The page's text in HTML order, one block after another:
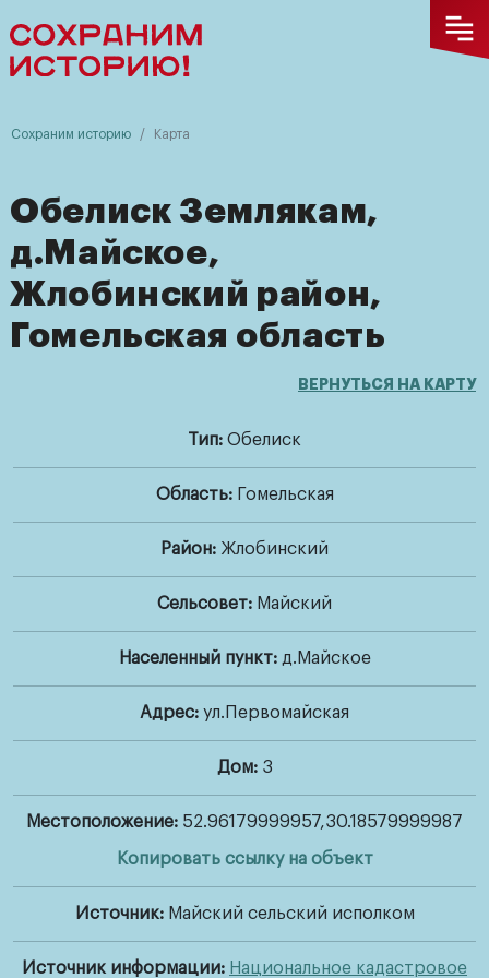
Сохраним
историю
О
памятников
ВОВ
Новости
Военные
истории
Другие
проекты
Сохраним историю Карта
Обелиск Землякам,
д.Майское,
Жлобинский район,
Гомельская область
ВЕРНУТЬСЯ НА КАРТУ
Тип: Обелиск
Область:Гомельская
Район: Жлобинский
Сельсовет: Майский
Населенный пункт:д.Майское
Адрес: ул.Первомайская
Дом:3
Местоположение: 52.96179999957,30.18579999987
Копировать ссылку на объект
Источник:Майский сельский исполком
Источник информации: Национальное кадастровое